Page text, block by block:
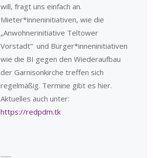
will, fragt uns einfach an.
Mieter*inneninitiativen, wie die
„Anwohnerinitiative Teltower
Vorstadt“ und Bürger*inneninitiativen
wie die BI gegen den Wiederaufbau
der Garnisonkirche treffen sich
regelmäßig. Termine gibt es hier.
Aktuelles auch unter:
https://redpdm.tk